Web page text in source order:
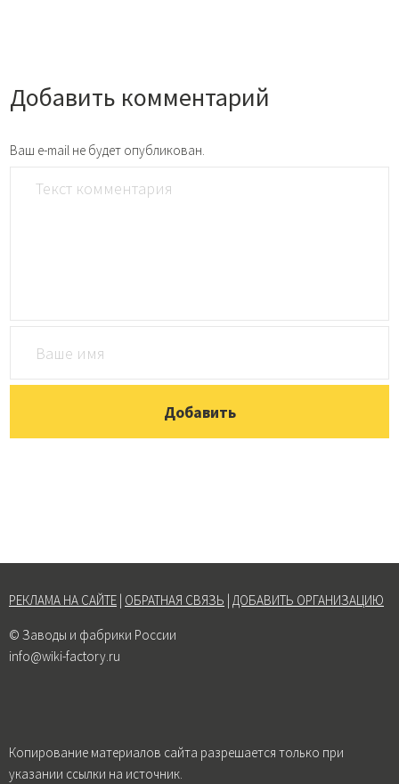
Добавить комментарий
Ваш e-mail не будет опубликован.
РЕКЛАМА НА САЙТЕ ОБРАТНАЯ СВЯЗЬ ДОБАВИТЬ ОРГАНИЗАЦИЮ
© Заводы и фабрики России
info@wiki-factory.ru
Копирование материалов сайта разрешается только при
указании ссылки на источник.